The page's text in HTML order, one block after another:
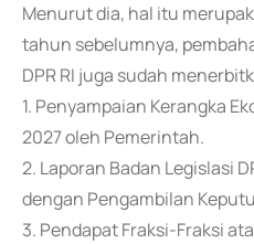
Menurut dia, hal itu
tahun sebelumnya,
DPR RI juga sudah
1. Penyampaian Kerangka
2027 oleh Pemerintah.
2. Laporan Badan Legislasi
dengan Pengambilan
3. Pendapat Fraksi-Fraksi